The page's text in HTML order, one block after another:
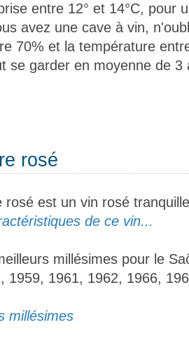
entre 12° et 14°C, pour
avez une cave à vin,
70% et la température
se garder en moyenne de 3
rosé
rosé est un vin rosé
de ce vin...
millésimes pour le
1959, 1961, 1962, 1966,
millésimes